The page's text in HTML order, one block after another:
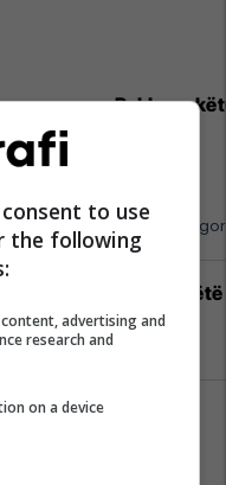
Reklamo
për ju, diasporë –
shtëpi!
E Përgjithshme
ma kjut najher vjen këtë
King
kilometër - EXFIS
to use
the following
advertising and
research and
on a device